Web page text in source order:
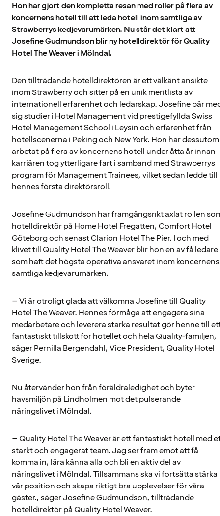
Hon har gjort den kompletta resan med roller på flera av
koncernens hotell till att leda hotell inom samtliga av
Strawberrys kedjevarumärken. Nu står det klart att
Josefine Gudmundson blir ny hotelldirektör för Quality
Hotel The Weaver i Mölndal.
Den tillträdande hotelldirektören är ett välkänt ansikte
inom Strawberry och sitter på en unik meritlista av
internationell erfarenhet och ledarskap. Josefine bär
sig studier i Hotel Management vid prestigefyllda Swiss
Hotel Management School i Leysin och erfarenhet från
hotellscenerna i Peking och New York. Hon har dessutom
arbetat på flera av koncernens hotell under åtta år innan
karriären tog ytterligare fart i samband med Strawberrys
program för Management Trainees, vilket sedan ledde till
hennes första direktörsroll.
Josefine Gudmundson har framgångsrikt axlat rollen
hotelldirektör på Home Hotel Fregatten, Comfort Hotel
Göteborg och senast Clarion Hotel The Pier. I och med
klivet till Quality Hotel The Weaver blir hon en av få ledare
som haft det högsta operativa ansvaret inom koncernens
samtliga kedjevarumärken.
– Vi är otroligt glada att välkomna Josefine till Quality
Hotel The Weaver. Hennes förmåga att engagera sina
medarbetare och leverera starka resultat gör henne till
fantastiskt tillskott för hotellet och hela Quality-familjen,
säger Pernilla Bergendahl, Vice President, Quality Hotel
Sverige.
Nu återvänder hon från föräldraledighet och byter
havsmiljön på Lindholmen mot det pulserande
näringslivet i Mölndal.
– Quality Hotel The Weaver är ett fantastiskt hotell med
starkt och engagerat team. Jag ser fram emot att få
komma in, lära känna alla och bli en aktiv del av
näringslivet i Mölndal. Tillsammans ska vi fortsätta stärka
vår position och skapa riktigt bra upplevelser för våra
gäster., säger Josefine Gudmundson, tillträdande
hotelldirektör på Quality Hotel Weaver.